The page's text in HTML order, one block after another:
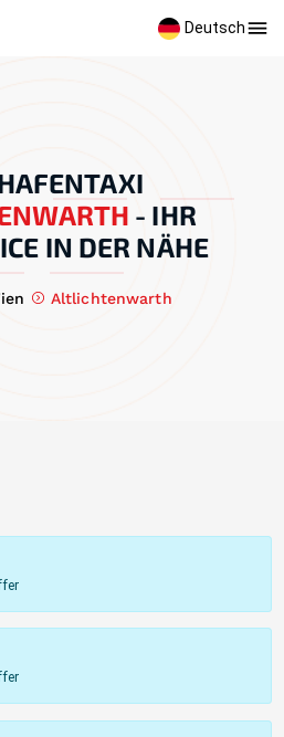
Deutsch
- IHR
IN DER NÄHE
Altlichtenwarth